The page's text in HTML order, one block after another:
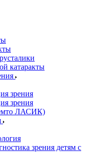
катаракты
зрения
зрения
ЛАСИК)
зрения детям c